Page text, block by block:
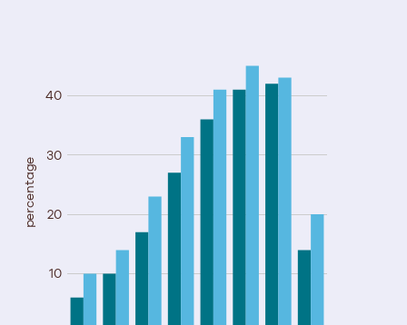
10
20
30
40
percentage